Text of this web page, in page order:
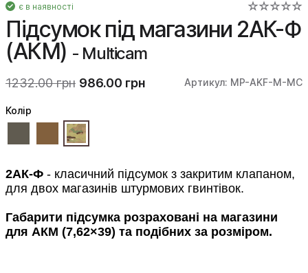
є в наявності
Підсумок під магазини 2АК-Ф
(АКМ) - Multicam
1232.00 грн 986.00 грн Артикул: MP-AKF-M-MC
2АК-Ф - класичний підсумок з закритим клапаном,
для двох магазинів штурмових гвинтівок.
Габарити підсумка розраховані на магазини
для АКМ (7,62×39) та подібних за розміром.
Колiр